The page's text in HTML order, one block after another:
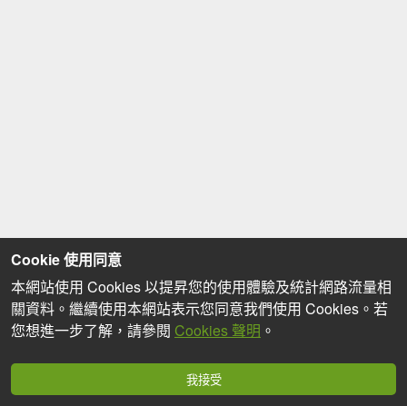
Cookie 使用同意
本網站使用 Cookies 以提昇您的使用體驗及統計網路流量相
關資料。繼續使用本網站表示您同意我們使用 Cookies。若
您想進一步了解，請參閱 Cookies 聲明 。
我接受